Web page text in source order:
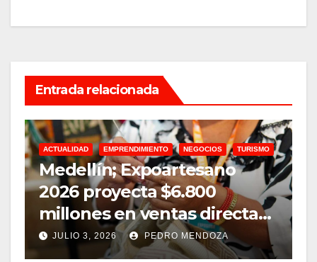
Entrada relacionada
ACTUALIDAD EMPRENDIMIENTO NEGOCIOS TURISMO
Medellín; Expoartesano
2026 proyecta $6.800
millones en ventas directas
y un impacto de USD 9,7
millones
JULIO 3, 2026 PEDRO MENDOZA